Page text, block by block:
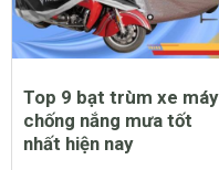
Top 9 bạt trùm xe máy
chống nắng mưa tốt
nhất hiện nay